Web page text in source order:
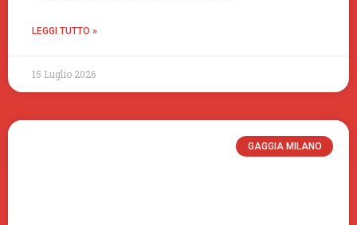
LEGGI TUTTO »
15 Luglio 2026
GAGGIA MILANO